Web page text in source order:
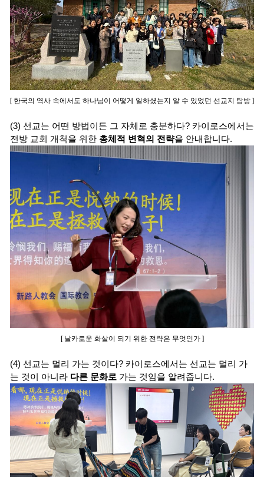
[ 한국의 역사 속에서도 하나님이 어떻게 일하셨는지 알 수 있었던 선교지 탐방 ]
(3) 선교는 어떤 방법이든 그 자체로 충분하다? 카이로스에서는
전방 교회 개척을 위한 총체적 변혁의 전략을 안내합니다.
[ 날카로운 화살이 되기 위한 전략은 무엇인가 ]
(4) 선교는 멀리 가는 것이다? 카이로스에서는 선교는 멀리 가
는 것이 아니라 다른 문화로 가는 것임을 알려줍니다.